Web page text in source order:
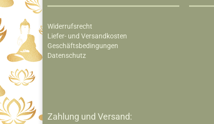
Widerrufsrecht
Liefer- und Versandkosten
Geschäftsbedingungen
Datenschutz
Zahlung und Versand: